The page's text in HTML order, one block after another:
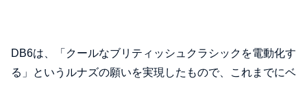
DB6は、「クールなブリティッシュクラシックを電動化す
る」というルナズの願いを実現したもので、これまでにベ